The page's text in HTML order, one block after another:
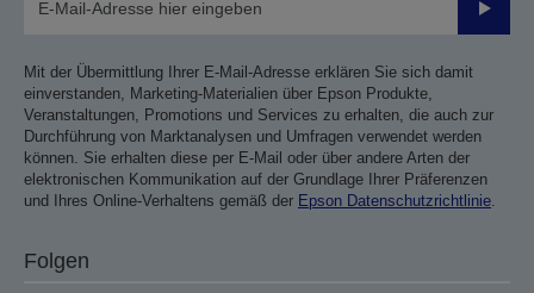
Mit der Übermittlung Ihrer E-Mail-Adresse erklären Sie sich damit
einverstanden, Marketing-Materialien über Epson Produkte,
Veranstaltungen, Promotions und Services zu erhalten, die auch zur
Durchführung von Marktanalysen und Umfragen verwendet werden
können. Sie erhalten diese per E-Mail oder über andere Arten der
elektronischen Kommunikation auf der Grundlage Ihrer Präferenzen
und Ihres Online-Verhaltens gemäß der Epson Datenschutzrichtlinie.
Folgen